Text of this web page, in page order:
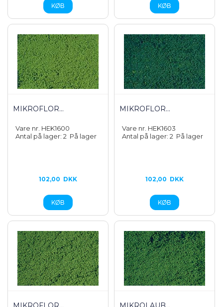
MIKROFLOR...
Vare nr. HEK1600
Antal på lager: 2 På lager
102,00 DKK
MIKROFLOR...
Vare nr. HEK1603
Antal på lager: 2 På lager
102,00 DKK